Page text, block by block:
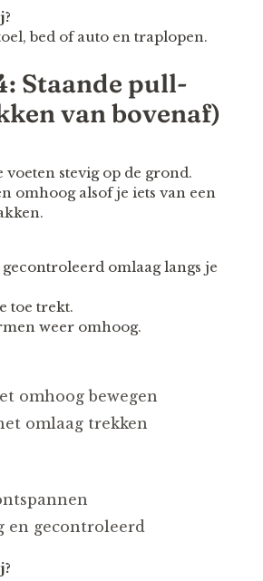
bed of auto en traplopen.
Staande pull-
van bovenaf)
voeten stevig op de grond.
omhoog alsof je iets van een
omlaag langs je
toe trekt.
weer omhoog.
omhoog bewegen
omlaag trekken
en gecontroleerd